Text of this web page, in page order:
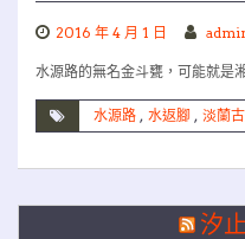
2016 年 4 月 1 日
水源路的無名金斗甕，可能就是
水源路 , 水返腳 , 淡蘭
汐